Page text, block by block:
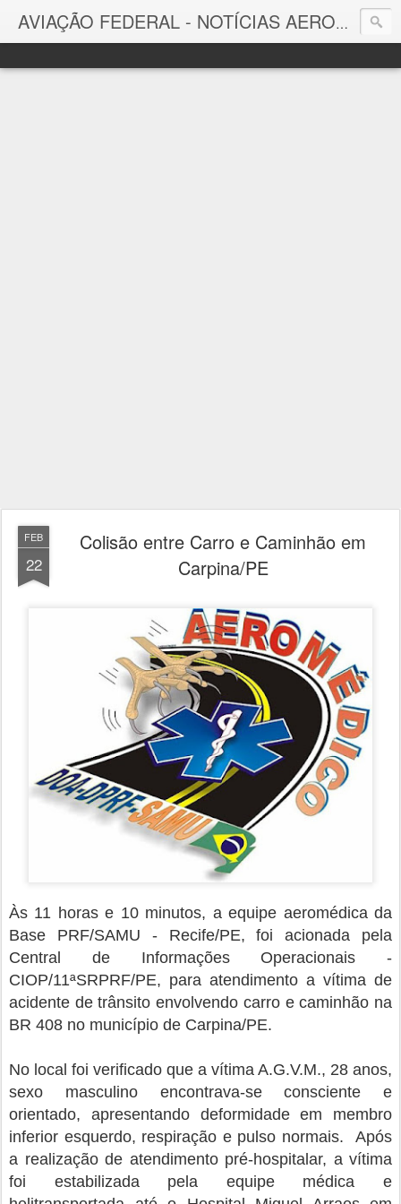
AVIAÇÃO FEDERAL - NOTÍCIAS AERONÁUTICAS & TECNOLOGIAS
Aviação Federal
FEB
22
Colisão entre Carro e Caminhão em
Carpina/PE
Às 11 horas e 10 minutos, a equipe aeromédica da
Base PRF/SAMU - Recife/PE, foi acionada pela
Central de Informações Operacionais -
CIOP/11ªSRPRF/PE, para atendimento a vítima de
acidente de trânsito envolvendo carro e caminhão na
BR 408 no município de Carpina/PE.
No local foi verificado que a vítima A.G.V.M., 28 anos,
sexo masculino encontrava-se consciente e
orientado, apresentando deformidade em membro
inferior esquerdo, respiração e pulso normais. Após
a realização de atendimento pré-hospitalar, a vítima
foi estabilizada pela equipe médica e